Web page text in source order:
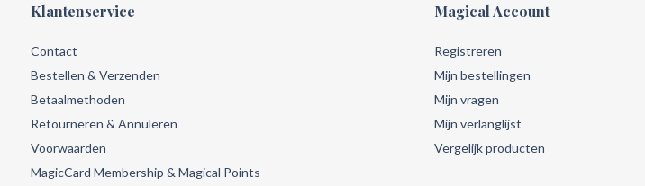
Klantenservice
Contact
Bestellen & Verzenden
Betaalmethoden
Retourneren & Annuleren
Voorwaarden
MagicCard Membership & Magical Points
Magical Account
Registreren
Mijn bestellingen
Mijn vragen
Mijn verlanglijst
Vergelijk producten